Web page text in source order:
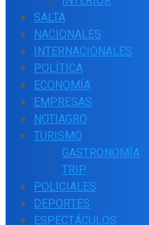
SALTA
NACIONALES
INTERNACIONALES
POLÍTICA
ECONOMÍA
EMPRESAS
NOTIAGRO
TURISMO
GASTRONOMÍA
TRIP
POLICIALES
DEPORTES
ESPECTÁCULOS